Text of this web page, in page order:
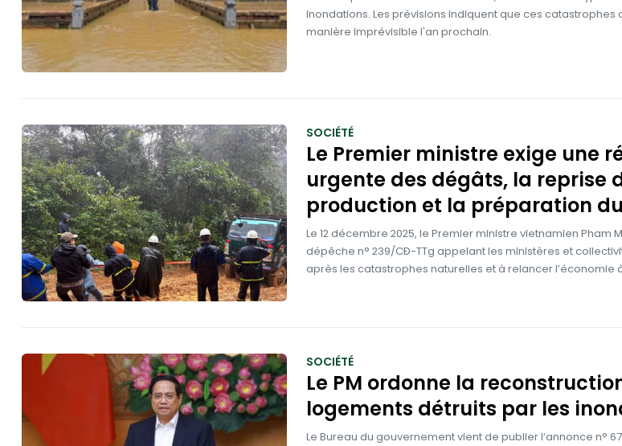
inondations. Les prévisions indiquent que ces
manière imprévisible l'an prochain.
SOCIÉTÉ
Le Premier ministre exige une
urgente des dégâts, la reprise
production et la préparation du
Le 12 décembre 2025, le Premier ministre vietnamien Pham
dépêche n° 239/CĐ-TTg appelant les ministères et
après les catastrophes naturelles et à relancer l’économie
SOCIÉTÉ
Le PM ordonne la
logements détruits par les
Le Bureau du gouvernement vient de publier l’annonce n°